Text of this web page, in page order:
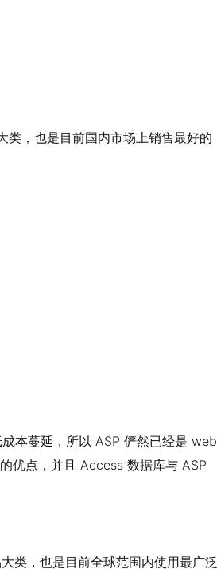
类，也是目前国内市场上销售最好的
本蔓延，所以 ASP 俨然已经是 web
优点，并且 Access 数据库与 ASP
类，也是目前全球范围内使用最广泛